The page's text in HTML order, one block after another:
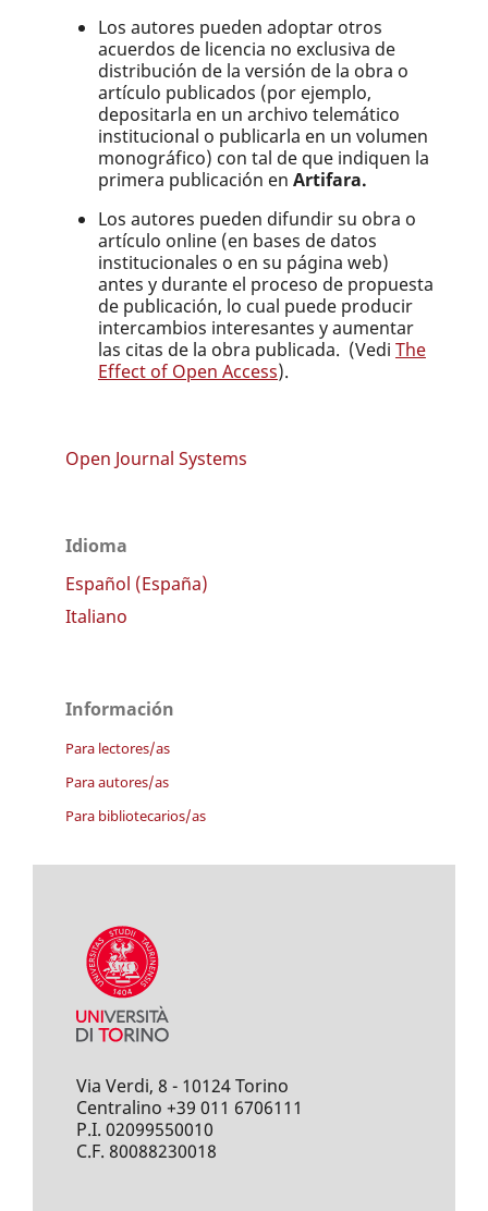
Los autores pueden adoptar otros
acuerdos de licencia no exclusiva de
distribución de la versión de la obra o
artículo publicados (por ejemplo,
depositarla en un archivo telemático
institucional o publicarla en un volumen
monográfico) con tal de que indiquen la
primera publicación en Artifara.
Los autores pueden difundir su obra o
artículo online (en bases de datos
institucionales o en su página web)
antes y durante el proceso de propuesta
de publicación, lo cual puede producir
intercambios interesantes y aumentar
las citas de la obra publicada. (Vedi The
Effect of Open Access).
Open Journal Systems
Idioma
Español (España)
Italiano
Información
Para lectores/as
Para autores/as
Para bibliotecarios/as
Via Verdi, 8 - 10124 Torino
Centralino +39 011 6706111
P.I. 02099550010
C.F. 80088230018